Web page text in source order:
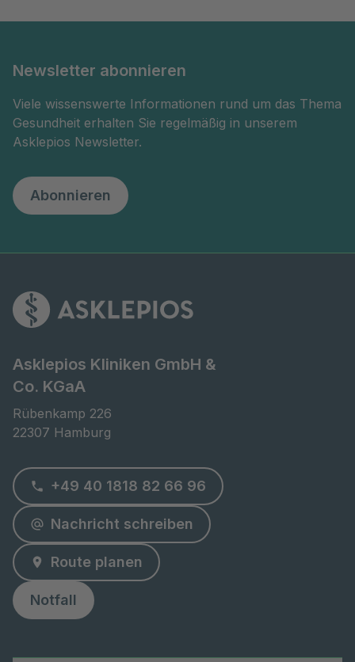
Newsletter abonnieren
Viele wissenswerte Informationen rund um das Thema
Gesundheit erhalten Sie regelmäßig in unserem
Asklepios Newsletter.
Abonnieren
Asklepios Kliniken GmbH &
Co. KGaA
Rübenkamp 226
22307 Hamburg
+49 40 1818 82 66 96
Nachricht schreiben
Route planen
Notfall